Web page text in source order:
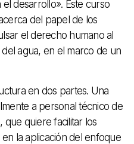
desarrollo». Este curso
del papel de los
el derecho humano al
agua, en el marco de un
en dos partes. Una
a personal técnico de
que quiere facilitar los
la aplicación del enfoque